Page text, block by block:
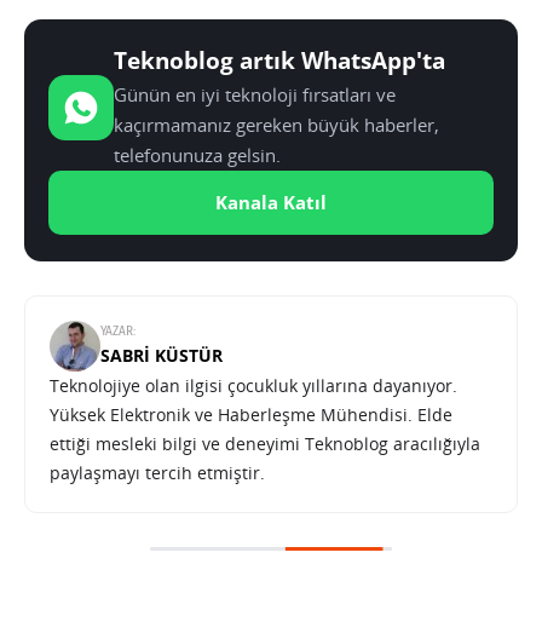
Teknoblog artık WhatsApp'ta
Günün en iyi teknoloji fırsatları ve
kaçırmamanız gereken büyük haberler,
telefonunuza gelsin.
Kanala Katıl
YAZAR:
SABRI KÜSTÜR
Teknolojiye olan ilgisi çocukluk yıllarına dayanıyor.
Yüksek Elektronik ve Haberleşme Mühendisi. Elde
ettiği mesleki bilgi ve deneyimi Teknoblog aracılığıyla
paylaşmayı tercih etmiştir.